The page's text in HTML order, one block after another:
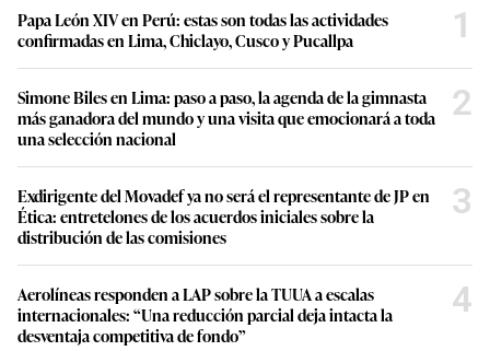
Papa León XIV en Perú: estas son todas las actividades
confirmadas en Lima, Chiclayo, Cusco y Pucallpa
1
Simone Biles en Lima: paso a paso, la agenda de la gimnasta
más ganadora del mundo y una visita que emocionará a toda
una selección nacional
2
Exdirigente del Movadef ya no será el representante de JP en
Ética: entretelones de los acuerdos iniciales sobre la
distribución de las comisiones
3
Aerolíneas responden a LAP sobre la TUUA a escalas
internacionales: “Una reducción parcial deja intacta la
desventaja competitiva de fondo”
4